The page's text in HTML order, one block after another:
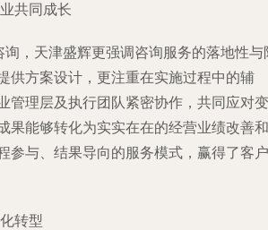
共同成长
询，天津盛辉更强调咨询服务的落地性与
供方案设计，更注重在实施过程中的辅
管理层及执行团队紧密协作，共同应对变
果能够转化为实实在在的经营业绩改善和
参与、结果导向的服务模式，赢得了客户
转型